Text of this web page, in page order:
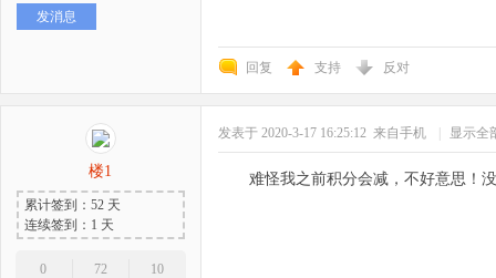
发消息
回复 支持 反对
楼1
累计签到：52 天
连续签到：1 天
0
72
10
发表于 2020-3-17 16:25:12 来自手机 显示全
难怪我之前积分会减，不好意思！